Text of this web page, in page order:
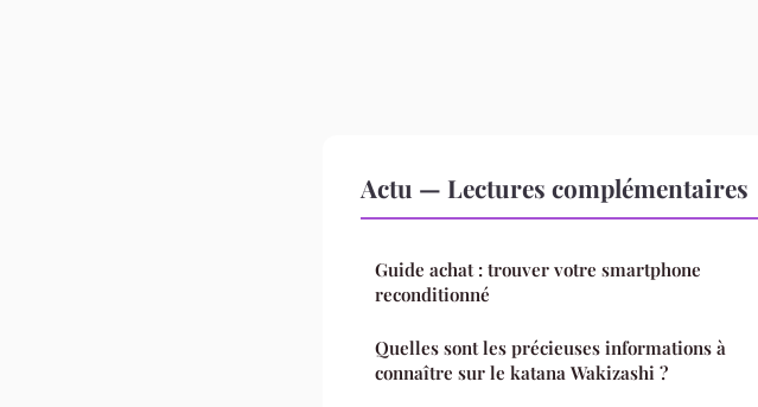
Actu — Lectures complémentaires
Guide achat : trouver votre smartphone
reconditionné
Quelles sont les précieuses informations à
connaître sur le katana Wakizashi ?